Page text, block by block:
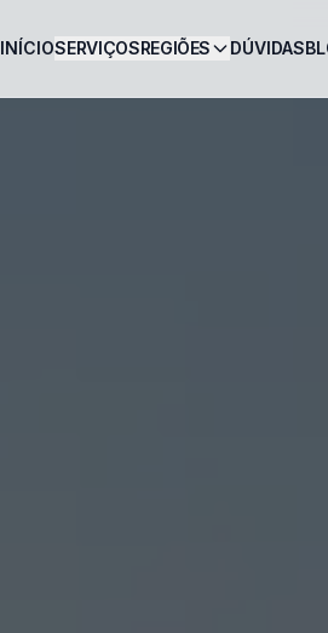
INÍCIOSERVIÇOSREGIÕES DÚVIDAS